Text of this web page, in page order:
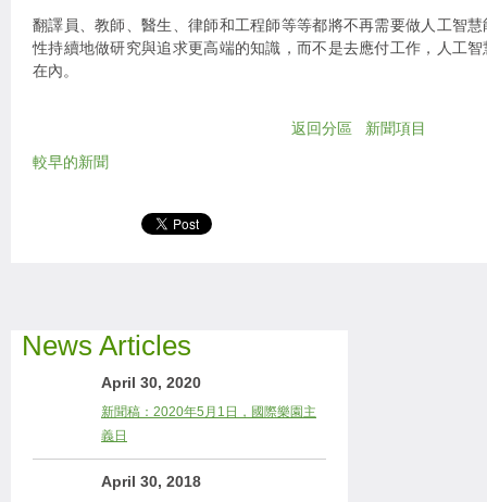
翻譯員、教師、醫生、律師和工程師等等都將不再需要做人工智
性持續地做研究與追求更高端的知識，而不是去應付工作，人工
在內。
返回分區
新聞項目
較早的新聞
News Articles
April 30, 2020
新聞稿：2020年5月1日，國際樂園主
義日
April 30, 2018